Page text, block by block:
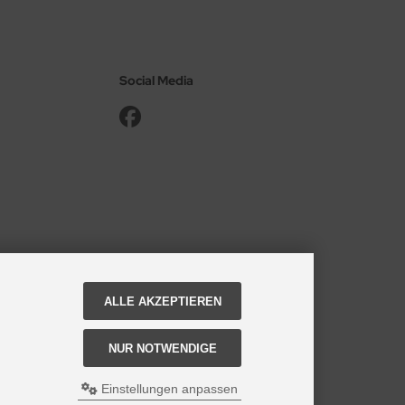
Social Media
ALLE AKZEPTIEREN
NUR NOTWENDIGE
Einstellungen anpassen